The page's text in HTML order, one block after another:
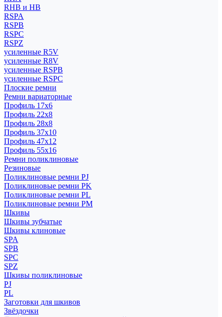
RHB и HB
RSPA
RSPB
RSPC
RSPZ
усиленные R5V
усиленные R8V
усиленные RSPB
усиленные RSPC
Плоские ремни
Ремни вариаторные
Профиль 17x6
Профиль 22x8
Профиль 28x8
Профиль 37x10
Профиль 47x12
Профиль 55x16
Ремни поликлиновые
Резиновые
Поликлиновые ремни PJ
Поликлиновые ремни PK
Поликлиновые ремни PL
Поликлиновые ремни PM
Шкивы
Шкивы зубчатые
Шкивы клиновые
SPA
SPB
SPC
SPZ
Шкивы поликлиновые
PJ
PL
Заготовки для шкивов
Звёздочки